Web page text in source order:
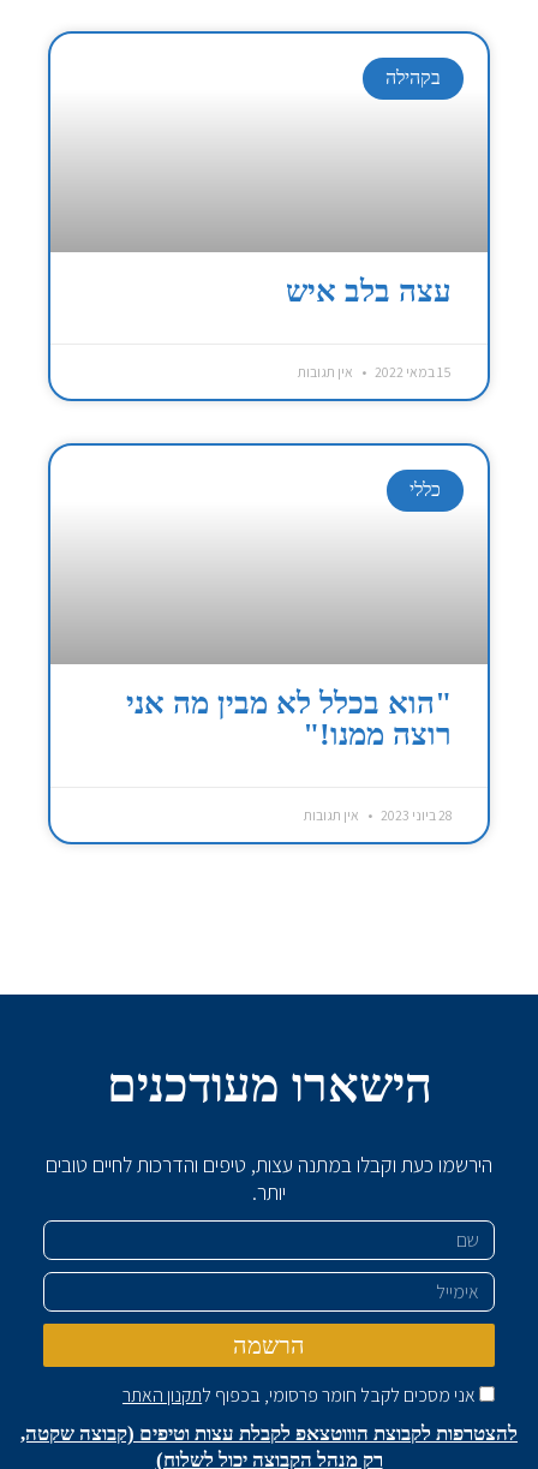
בקהילה
עצה בלב איש
15 במאי 2022 אין תגובות
כללי
"הוא בכלל לא מבין מה אני
רוצה ממנו!"
28 ביוני 2023 אין תגובות
הישארו מעודכנים
הירשמו כעת וקבלו במתנה עצות, טיפים והדרכות לחיים טובים
יותר.
שם
אימייל
אני מסכים לקבל חומר פרסומי, בכפוף לתקנון האתר
הרשמה
להצטרפות לקבוצת הוווטצאפ לקבלת עצות וטיפים (קבוצה שקטה,
רק מנהל הקבוצה יכול לשלוח)